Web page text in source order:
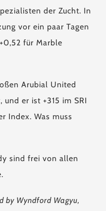
der Zucht. In
vor ein paar Tagen
für Marble
Arubial United
und er ist +315 im SRI
Index. Was muss
sind frei von allen
by Wyndford Wagyu,